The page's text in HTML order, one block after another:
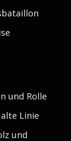
und Rolle
Linie
und